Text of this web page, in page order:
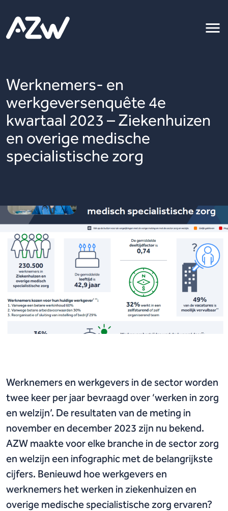
Werknemers- en
werkgeversenquête 4e
kwartaal 2023 – Ziekenhuizen
en overige medische
specialistische zorg
Werknemers en werkgevers in de sector worden
twee keer per jaar bevraagd over ‘werken in zorg
en welzijn’. De resultaten van de meting in
november en december 2023 zijn nu bekend.
AZW maakte voor elke branche in de sector zorg
en welzijn een infographic met de belangrijkste
cijfers. Benieuwd hoe werkgevers en
werknemers het werken in ziekenhuizen en
overige medische specialistische zorg ervaren?